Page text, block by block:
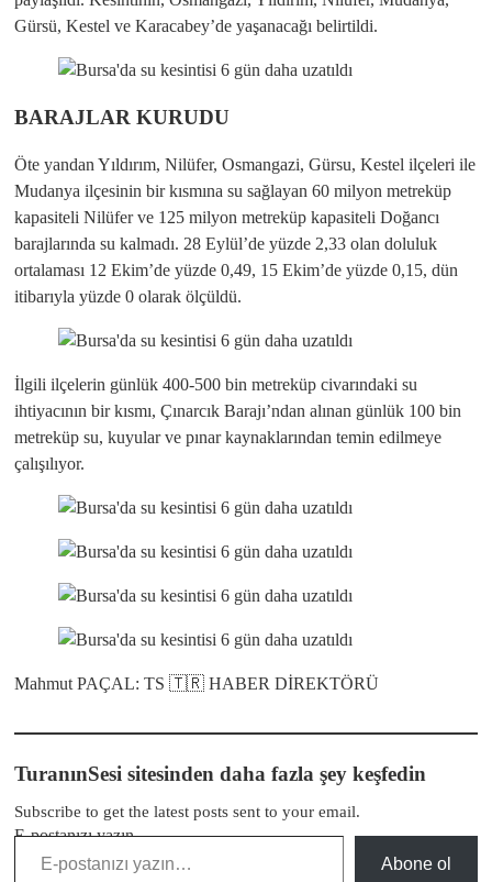
Gürsü, Kestel ve Karacabey’de yaşanacağı belirtildi.
BARAJLAR KURUDU
Öte yandan Yıldırım, Nilüfer, Osmangazi, Gürsu, Kestel ilçeleri ile
Mudanya ilçesinin bir kısmına su sağlayan 60 milyon metreküp
kapasiteli Nilüfer ve 125 milyon metreküp kapasiteli Doğancı
barajlarında su kalmadı. 28 Eylül’de yüzde 2,33 olan doluluk
ortalaması 12 Ekim’de yüzde 0,49, 15 Ekim’de yüzde 0,15, dün
itibarıyla yüzde 0 olarak ölçüldü.
İlgili ilçelerin günlük 400-500 bin metreküp civarındaki su
ihtiyacının bir kısmı, Çınarcık Barajı’ndan alınan günlük 100 bin
metreküp su, kuyular ve pınar kaynaklarından temin edilmeye
çalışılıyor.
Mahmut PAÇAL: TS 🇹🇷 HABER DİREKTÖRÜ
TuranınSesi sitesinden daha fazla şey keşfedin
Subscribe to get the latest posts sent to your email.
E-postanızı yazın…
Abone ol